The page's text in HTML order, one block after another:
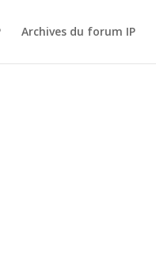
Archives du forum IP